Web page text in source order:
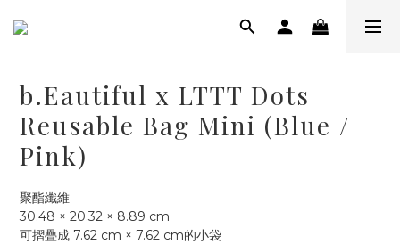
b.Eautiful x LTTT Dots
Reusable Bag Mini (Blue /
Pink)
聚酯纖維
30.48 × 20.32 × 8.89 cm
可摺疊成 7.62 cm × 7.62 cm的小袋